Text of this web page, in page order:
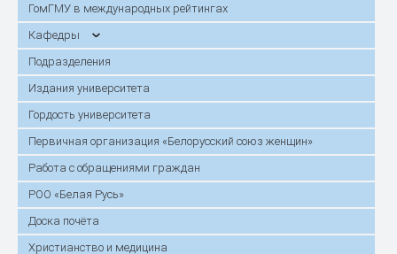
ГомГМУ в международных рейтингах
Кафедры
Подразделения
Издания университета
Гордость университета
Первичная организация «Белорусский союз женщин»
Работа с обращениями граждан
РОО «Белая Русь»
Доска почёта
Христианство и медицина